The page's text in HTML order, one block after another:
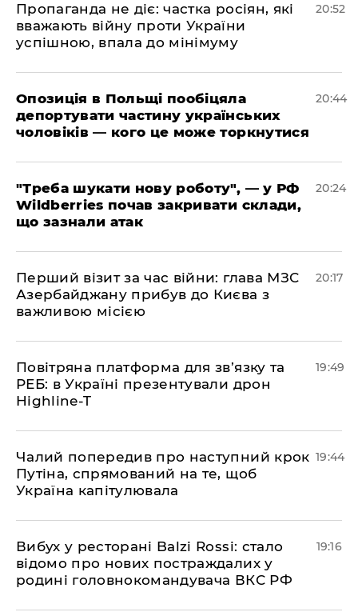
​Пропаганда не діє: частка росіян, які
вважають війну проти України
успішною, впала до мінімуму
20:52
​Опозиція в Польщі пообіцяла
депортувати частину українських
чоловіків — кого це може торкнутися
20:44
​"Треба шукати нову роботу", — у РФ
Wildberries почав закривати склади,
що зазнали атак
20:24
​Перший візит за час війни: глава МЗС
Азербайджану прибув до Києва з
важливою місією
20:17
​Повітряна платформа для зв’язку та
РЕБ: в Україні презентували дрон
Highline-T
19:49
​Чалий попередив про наступний крок
Путіна, спрямований на те, щоб
Україна капітулювала
19:44
​Вибух у ресторані Balzi Rossi: стало
відомо про нових постраждалих у
родині головнокомандувача ВКС РФ
19:16